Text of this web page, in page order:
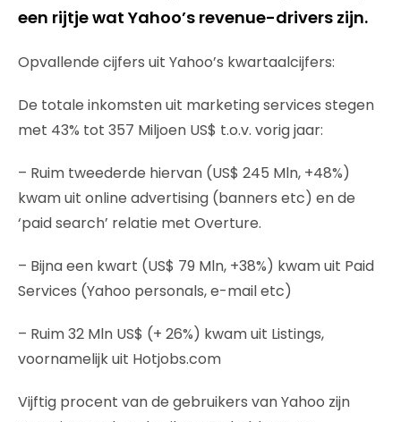
een rijtje wat Yahoo’s revenue-drivers zijn.
Opvallende cijfers uit Yahoo’s kwartaalcijfers:
De totale inkomsten uit marketing services stegen
met 43% tot 357 Miljoen US$ t.o.v. vorig jaar:
– Ruim tweederde hiervan (US$ 245 Mln, +48%)
kwam uit online advertising (banners etc) en de
‘paid search’ relatie met Overture.
– Bijna een kwart (US$ 79 Mln, +38%) kwam uit Paid
Services (Yahoo personals, e-mail etc)
– Ruim 32 Mln US$ (+ 26%) kwam uit Listings,
voornamelijk uit Hotjobs.com
Vijftig procent van de gebruikers van Yahoo zijn